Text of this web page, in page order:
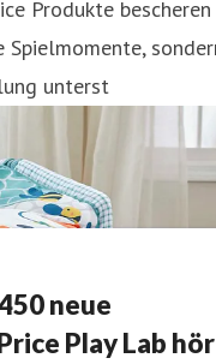
Produkte bescheren
Spielmomente,
unterst
neue
Play Lab